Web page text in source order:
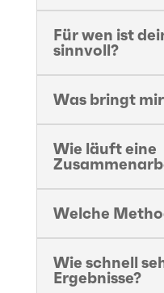
Für wen ist
sinnvoll?
Was bringt
Wie läuft eine
Welche
Wie schnell
Ergebnisse?